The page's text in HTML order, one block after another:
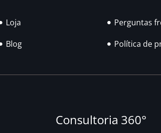
Loja
Blog
Perguntas
Política de
Consultoria 360°